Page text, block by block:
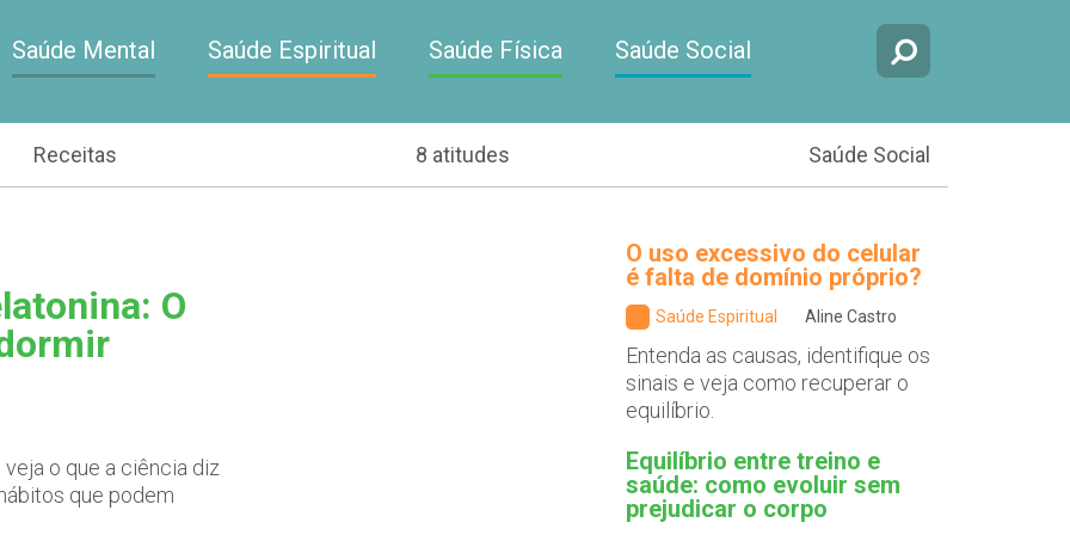
Saúde Mental Saúde Espiritual Saúde Física Saúde Social
Receitas 8 atitudes Saúde Social
O
o que a ciência diz
que podem
O uso excessivo do celular
é falta de domínio próprio?
Saúde Espiritual Aline Castro
Entenda as causas, identifique os
sinais e veja como recuperar o
equilíbrio.
Equilíbrio entre treino e
saúde: como evoluir sem
prejudicar o corpo